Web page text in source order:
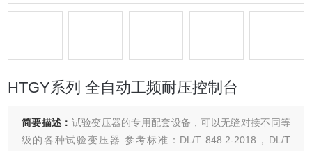
HTGY系列 全自动工频耐压控制台
简要描述： 试验变压器的专用配套设备，可以无缝对接不同等
级的各种试验变压器 参考标准：DL/T 848.2-2018，DL/T